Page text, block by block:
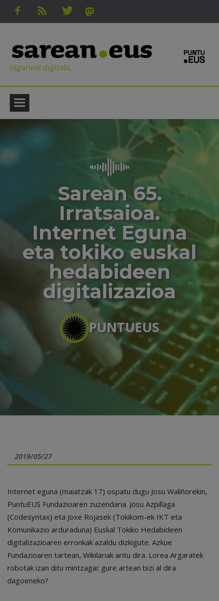
ingurune digitala
Sarean 65.
Irratsaioa.
Internet Eguna
eta tokiko euskal
hedabideen
digitalizazioa
PUNTUEUS
2019/05/27
Internet eguna (maiatzak 17) ospatu dugu Josu Waliñorekin,
PuntuEUS Fundazioaren zuzendaria. Josu Azpillaga
(Codesyntax) eta Joxe Rojasek (Tokikom-ek IKT eta
Komunikazio arduraduna) Euskal Tokiko Hedabideen
digitalizazioaren erronkak azaldu dizkigute. Azkue
Fundazioaren tartean, Wikilariak aritu dira. Lorea Argaratek
robotak izan ditu mintzagai: gure artean bizi al dira
dagoeneko?